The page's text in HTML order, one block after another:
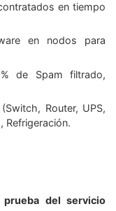
en tiempo
en nodos para
de Spam filtrado,
Router, UPS,
Refrigeración.
del servicio